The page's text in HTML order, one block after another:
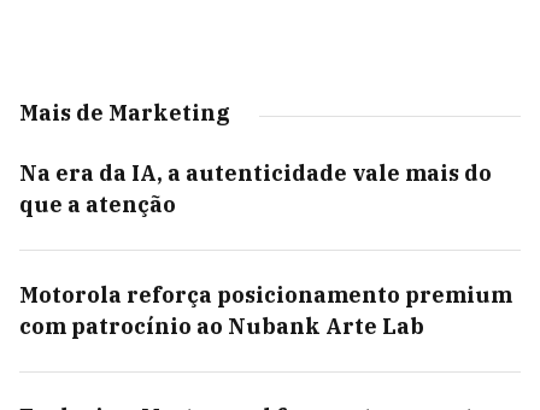
Mais de Marketing
Na era da IA, a autenticidade vale mais do
que a atenção
Motorola reforça posicionamento premium
com patrocínio ao Nubank Arte Lab